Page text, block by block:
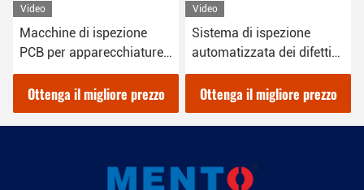
Video
Sistema di ispezione
automatizzata dei difetti
dei wafer ottici
Ottenga il migliore prezzo
Video
Equipaggiamento AOI a
LED per Windows 10 per
la prova dei wafer 2000W
Ottenga il migliore prezzo